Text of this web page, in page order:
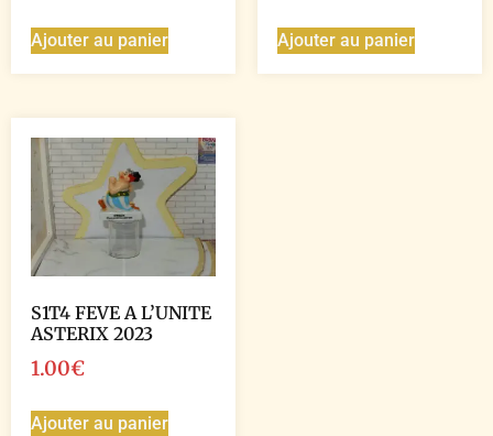
Ajouter au panier Ajouter au panier
S1T4 FEVE A L’UNITE
ASTERIX 2023
1.00€
Ajouter au panier